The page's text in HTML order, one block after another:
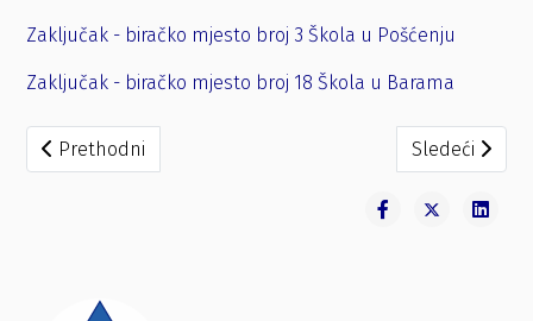
Zaključak - biračko mjesto broj 3 Škola u Pošćenju
Zaključak - biračko mjesto broj 18 Škola u Barama
Prethodni članak: Zaključak o određivanju
Prethodni Sledeći
Sledeći